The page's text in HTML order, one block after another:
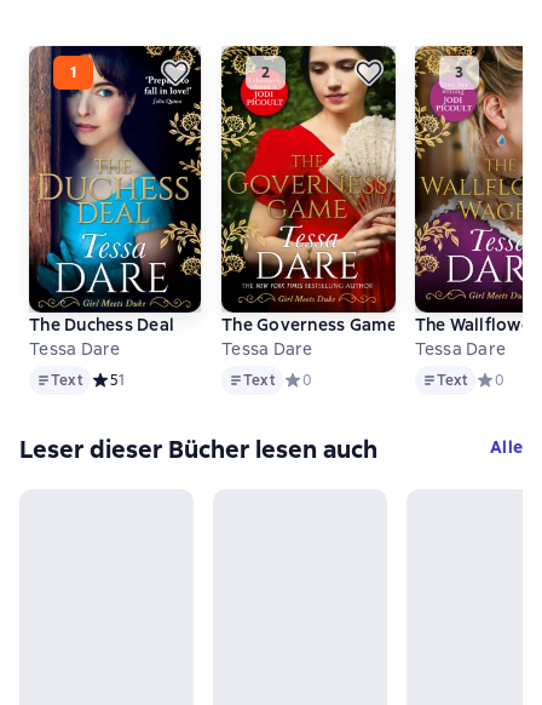
The Duchess Deal
Tessa Dare
TextText Средний рейтинг 5 на основе 1 оценок
51
The Governess Game
Tessa Dare
TextText Средний рейтинг 0 на основе 0
0
The Wallflower
Tessa Dare
TextText Средний
0
Leser dieser Bücher lesen auch Alle